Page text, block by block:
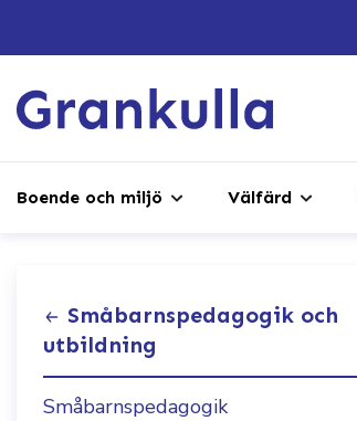
Boende och miljö Välfärd
Småbarnspedagogik och
utbildning
Småbarnspedagogik